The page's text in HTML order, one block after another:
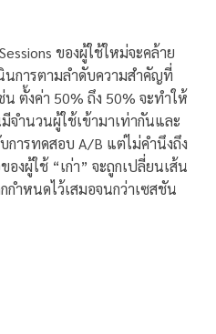
ของผู้ใช้ใหม่จะคล้าย
นการตามลำดับความสำคัญที่
ตั้งค่า 50% ถึง 50% จะทำให้
จำนวนผู้ใช้เข้ามาเท่ากันและ
การทดสอบ A/B แต่ไม่คำนึงถึง
งผู้ใช้ “เก่า” จะถูกเปลี่ยนเส้น
กำหนดไว้เสมอจนกว่าเซสชัน